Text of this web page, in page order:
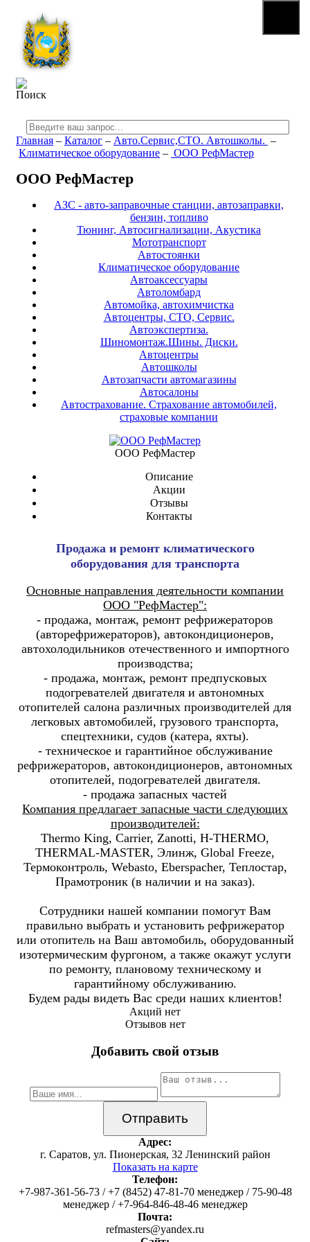
Главная – Каталог – Авто.Сервис,СТО. Автошколы. –
Климатическое оборудование – ООО РефМастер
ООО РефМастер
АЗС - авто-заправочные станции, автозаправки,
бензин, топливо
Тюнинг, Автосигнализации, Акустика
Мототранспорт
Автостоянки
Климатическое оборудование
Автоаксессуары
Автоломбард
Автомойка, автохимчистка
Автоцентры, СТО, Сервис.
Автоэкспертиза.
Шиномонтаж.Шины. Диски.
Автоцентры
Автошколы
Автозапчасти автомагазины
Автосалоны
Автострахование. Страхование автомобилей,
страховые компании
ООО РефМастер
Описание
Акции
Отзывы
Контакты
Продажа и ремонт климатического
оборудования для транспорта
Основные направления деятельности компании
ООО "РефМастер":
- продажа, монтаж, ремонт рефрижераторов
(авторефрижераторов), автокондиционеров,
автохолодильников отечественного и импортного
производства;
- продажа, монтаж, ремонт предпусковых
подогревателей двигателя и автономных
отопителей салона различных производителей для
легковых автомобилей, грузового транспорта,
спецтехники, судов (катера, яхты).
- техническое и гарантийное обслуживание
рефрижераторов, автокондиционеров, автономных
отопителей, подогревателей двигателя.
- продажа запасных частей
Компания предлагает запасные части следующих
производителей:
Thermo King, Carrier, Zanotti, H-THERMO,
THERMAL-MASTER, Элинж, Global Freeze,
Термоконтроль, Webasto, Eberspacher, Теплостар,
Прамотроник (в наличии и на заказ).
Сотрудники нашей компании помогут Вам
правильно выбрать и установить рефрижератор
или отопитель на Ваш автомобиль, оборудованный
изотермическим фургоном, а также окажут услуги
по ремонту, плановому техническому и
гарантийному обслуживанию.
Будем рады видеть Вас среди наших клиентов!
Акций нет
Отзывов нет
Добавить свой отзыв
Адрес:
г. Саратов, ул. Пионерская, 32 Ленинский район
Показать на карте
Телефон:
+7-987-361-56-73 / +7 (8452) 47-81-70 менеджер / 75-90-48
менеджер / +7-964-846-48-46 менеджер
Почта:
refmasters@yandex.ru